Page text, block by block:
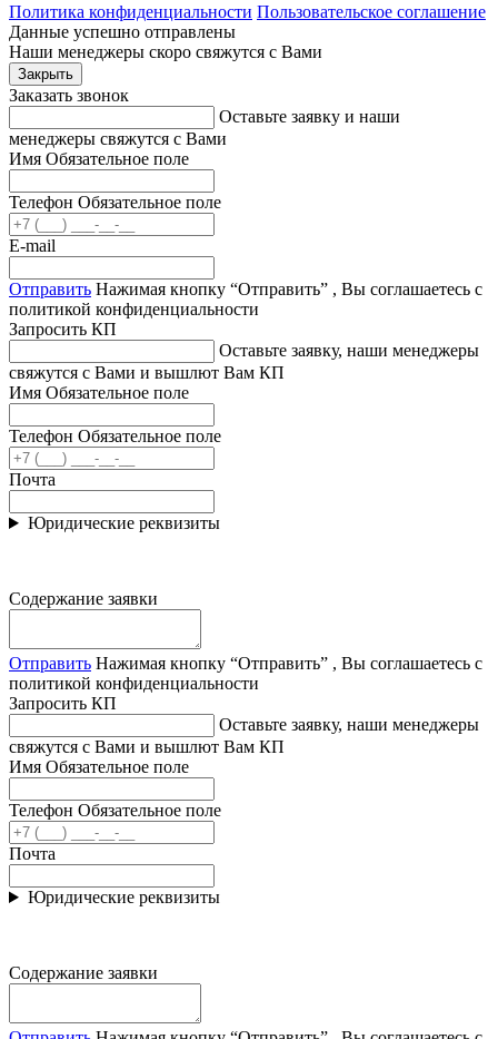
Политика конфиденциальности Пользовательское соглашение
Данные успешно отправлены
Наши менеджеры скоро свяжутся с Вами
Закрыть
Заказать звонок
Оставьте заявку и наши
менеджеры свяжутся с Вами
Имя Обязательное поле
Телефон Обязательное поле
E-mail
Отправить Нажимая кнопку “Отправить” , Вы соглашаетесь с
политикой конфиденциальности
Запросить КП
Оставьте заявку, наши менеджеры
свяжутся с Вами и вышлют Вам КП
Имя Обязательное поле
Телефон Обязательное поле
Почта
Юридические реквизиты
Содержание заявки
Отправить Нажимая кнопку “Отправить” , Вы соглашаетесь с
политикой конфиденциальности
Запросить КП
Оставьте заявку, наши менеджеры
свяжутся с Вами и вышлют Вам КП
Имя Обязательное поле
Телефон Обязательное поле
Почта
Юридические реквизиты
Содержание заявки